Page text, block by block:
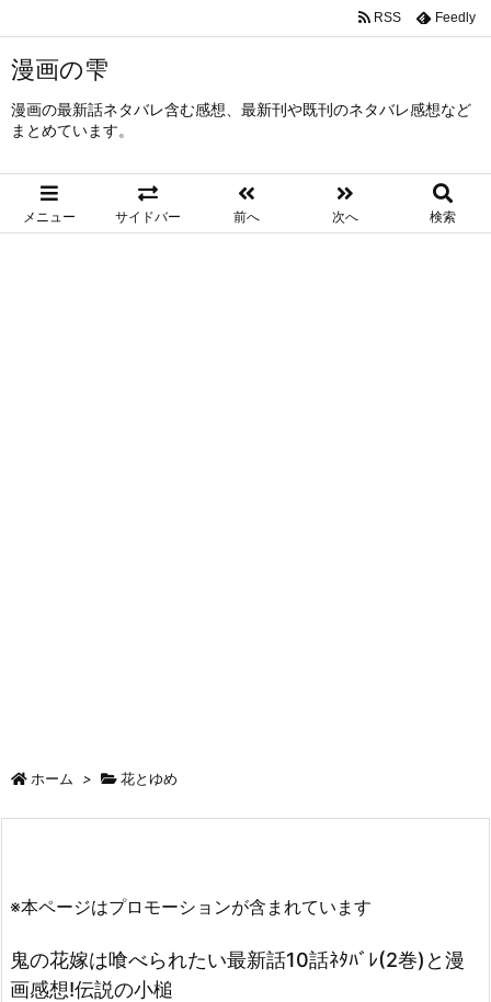
漫画の雫
漫画の最新話ネタバレ含む感想、最新刊や既刊のネタバレ感想など
まとめています。
メニュー サイドバー 前へ 次へ 検索
RSS Feedly
ホーム > 花とゆめ
※本ページはプロモーションが含まれています
鬼の花嫁は喰べられたい最新話10話ﾈﾀﾊﾞﾚ(2巻)と漫
画感想!伝説の小槌